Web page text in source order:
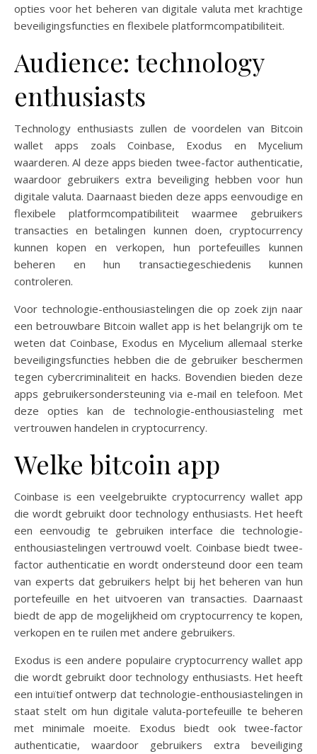
opties voor het beheren van digitale valuta met krachtige
beveiligingsfuncties en flexibele platformcompatibiliteit.
Audience: technology
enthusiasts
Technology enthusiasts zullen de voordelen van Bitcoin
wallet apps zoals Coinbase, Exodus en Mycelium
waarderen. Al deze apps bieden twee-factor authenticatie,
waardoor gebruikers extra beveiliging hebben voor hun
digitale valuta. Daarnaast bieden deze apps eenvoudige en
flexibele platformcompatibiliteit waarmee gebruikers
transacties en betalingen kunnen doen, cryptocurrency
kunnen kopen en verkopen, hun portefeuilles kunnen
beheren en hun transactiegeschiedenis kunnen
controleren.
Voor technologie-enthousiastelingen die op zoek zijn naar
een betrouwbare Bitcoin wallet app is het belangrijk om te
weten dat Coinbase, Exodus en Mycelium allemaal sterke
beveiligingsfuncties hebben die de gebruiker beschermen
tegen cybercriminaliteit en hacks. Bovendien bieden deze
apps gebruikersondersteuning via e-mail en telefoon. Met
deze opties kan de technologie-enthousiasteling met
vertrouwen handelen in cryptocurrency.
Welke bitcoin app
Coinbase is een veelgebruikte cryptocurrency wallet app
die wordt gebruikt door technology enthusiasts. Het heeft
een eenvoudig te gebruiken interface die technologie-
enthousiastelingen vertrouwd voelt. Coinbase biedt twee-
factor authenticatie en wordt ondersteund door een team
van experts dat gebruikers helpt bij het beheren van hun
portefeuille en het uitvoeren van transacties. Daarnaast
biedt de app de mogelijkheid om cryptocurrency te kopen,
verkopen en te ruilen met andere gebruikers.
Exodus is een andere populaire cryptocurrency wallet app
die wordt gebruikt door technology enthusiasts. Het heeft
een intuïtief ontwerp dat technologie-enthousiastelingen in
staat stelt om hun digitale valuta-portefeuille te beheren
met minimale moeite. Exodus biedt ook twee-factor
authenticatie, waardoor gebruikers extra beveiliging